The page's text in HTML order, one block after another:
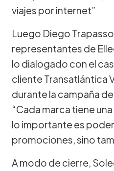
viajes por internet”
Luego Diego
representantes de
lo dialogado con el
cliente Transatlántica
durante la campaña
“Cada marca tiene
lo importante es
promociones, sino
A modo de cierre,